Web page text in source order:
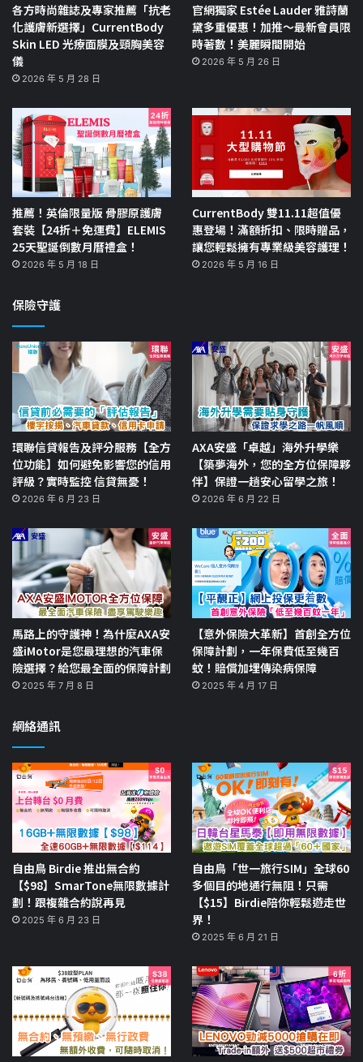
各方時尚雜誌及專家推薦「抗老
化護膚新選擇」CurrentBody
Skin LED 光療面膜及頸胸美容
儀
2026 年 5 月 28 日
官網獨家 Estée Lauder 雅詩蘭
黛多重優惠！加推～最新會員限
時著數！美麗瞬間開始
2026 年 5 月 26 日
推薦！英倫限量版 骨膠原護膚
套裝【24折＋免運費】ELEMIS
25天聖誕倒數月曆禮盒！
2026 年 5 月 18 日
CurrentBody 雙11.11超值優
惠登場！滿額折扣、限時贈品，
讓您輕鬆擁有專業級美容護理！
2026 年 5 月 16 日
保險守護
環聯信貸報告及評分服務【全方
位功能】如何避免影響您的信用
評級？實時監控 信貸無憂！
2026 年 6 月 23 日
AXA安盛「卓越」海外升學樂
【築夢海外，您的全方位保障夥
伴】保證一趟安心留學之旅！
2026 年 6 月 22 日
馬路上的守護神！為什麼AXA安
盛iMotor是您最理想的汽車保
險選擇？給您最全面的保障計劃
2025 年 7 月 8 日
【意外保險大革新】首創全方位
保障計劃，一年保費低至幾百
蚊！賠償加埋傳染病保障
2025 年 4 月 17 日
網絡通訊
自由鳥 Birdie 推出無合約
【$98】SmarTone無限數據計
劃！跟複雜合約說再見
2025 年 6 月 23 日
自由鳥「世一旅行SIM」全球60
多個目的地通行無阻！只需
【$15】Birdie陪你輕鬆遊走世
界！
2025 年 6 月 21 日